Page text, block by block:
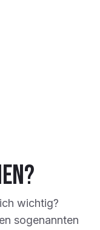
wichtig?
sogenannten